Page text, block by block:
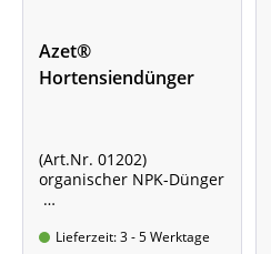
Azet®
Hortensiendünger
(Art.Nr. 01202)
organischer NPK-Dünger
schöne Blüten
Lieferzeit: 3 - 5 Werktage